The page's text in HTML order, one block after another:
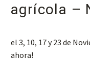
agrícola –
el 3, 10, 17 y 23 de
ahora!